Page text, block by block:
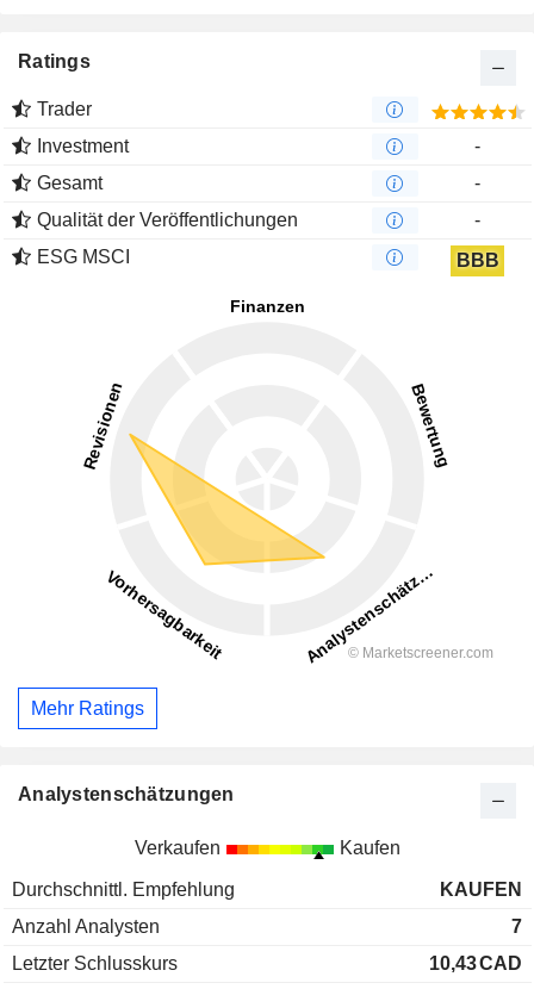
Ratings
Trader
Investment
-
Gesamt
-
Qualität der Veröffentlichungen
-
ESG MSCI
BBB
Mehr Ratings
Analystenschätzungen
Verkaufen Kaufen
Durchschnittl. Empfehlung
KAUFEN
Anzahl Analysten
7
Letzter Schlusskurs
10,43CAD